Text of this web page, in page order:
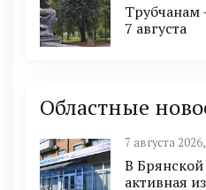
Трубчанам
7 августа
Областные
7 августа
В Брянской
активная